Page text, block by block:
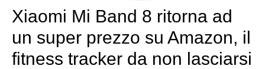
Xiaomi Mi Band 8 ritorna ad
un super prezzo su Amazon, il
fitness tracker da non lasciarsi